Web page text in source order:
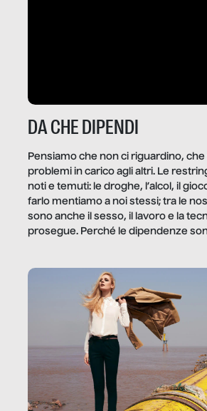
DA CHE DIPENDI
Pensiamo che non ci riguardino,
problemi in carico agli altri. Le
noti e temuti: le droghe, l’alcol, il
farlo mentiamo a noi stessi; tra le
sono anche il sesso, il lavoro e la
prosegue. Perché le dipendenze
trae un guadagno. In questo
quale e come.